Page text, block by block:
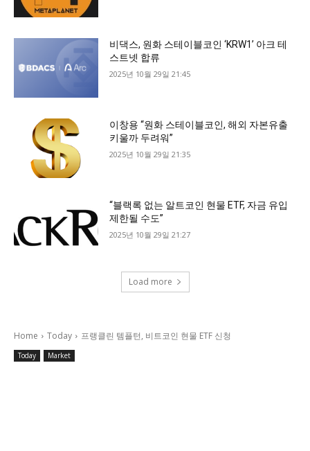
비댁스, 원화 스테이블코인 ‘KRW1’ 아크 테
스트넷 합류
2025년 10월 29일 21:45
이창용 “원화 스테이블코인, 해외 자본유출
키울까 두려워”
2025년 10월 29일 21:35
“블랙록 없는 알트코인 현물 ETF, 자금 유입
제한될 수도”
2025년 10월 29일 21:27
Load more